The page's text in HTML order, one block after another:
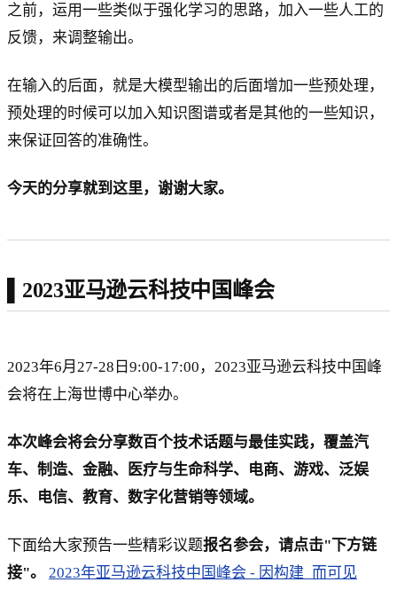
之前，运用一些类似于强化学习的思路，加入一些人工的
反馈，来调整输出。
在输入的后面，就是大模型输出的后面增加一些预处理，
预处理的时候可以加入知识图谱或者是其他的一些知识，
来保证回答的准确性。
今天的分享就到这里，谢谢大家。
▌2023亚马逊云科技中国峰会
2023年6月27-28日9:00-17:00，2023亚马逊云科技中国峰
会将在上海世博中心举办。
本次峰会将会分享数百个技术话题与最佳实践，覆盖汽
车、制造、金融、医疗与生命科学、电商、游戏、泛娱
乐、电信、教育、数字化营销等领域。
下面给大家预告一些精彩议题报名参会，请点击"下方链
接"。
2023年亚马逊云科技中国峰会 - 因构建_而可见